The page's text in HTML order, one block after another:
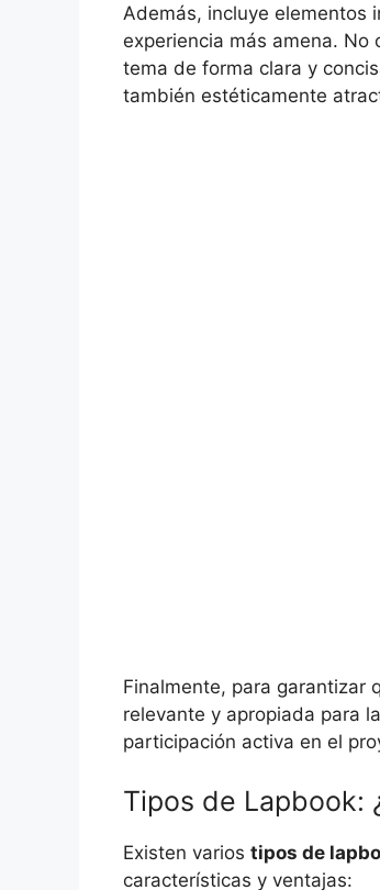
Además, incluye elementos
experiencia más amena.
tema de forma clara y
también estéticamente
Finalmente, para garantizar
relevante y apropiada para
participación activa en el
Tipos de Lapbook:
Existen varios tipos de
características y ventajas: